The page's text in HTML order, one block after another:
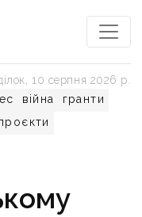
війна
гранти
10 серпня 2026 р.